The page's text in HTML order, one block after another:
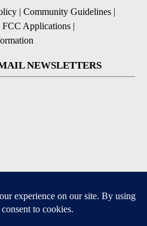
| Community Guidelines |
FCC Applications |
NEWSLETTERS